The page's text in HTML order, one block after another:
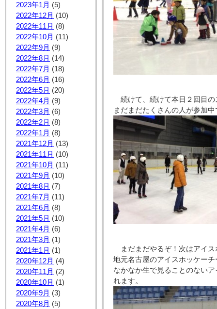
2023年1月 (5)
2022年12月 (10)
2022年11月 (8)
2022年10月 (11)
2022年9月 (9)
2022年8月 (14)
2022年7月 (18)
2022年6月 (16)
2022年5月 (20)
2022年4月 (9)
2022年3月 (6)
2022年2月 (8)
2022年1月 (8)
2021年12月 (13)
2021年11月 (10)
2021年10月 (11)
2021年9月 (10)
2021年8月 (7)
2021年7月 (11)
2021年6月 (8)
2021年5月 (10)
2021年4月 (6)
2021年3月 (1)
2021年1月 (1)
2020年12月 (4)
2020年11月 (2)
2020年10月 (1)
2020年9月 (3)
2020年8月 (5)
続けて、続けて本日２回目
まだまだたくさんの人が参加
まだまだやるぞ！次はアイ
地元名古屋のアイスホッケー
なかなか生で見ることのない
れます。